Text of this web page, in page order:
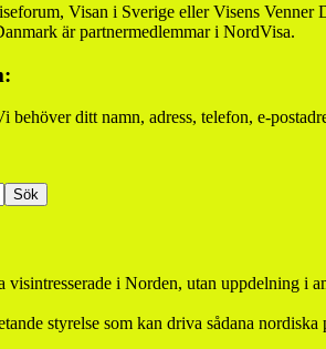
Visan i Sverige eller Visens
är partnermedlemmar i NordVisa.
ditt namn, adress, telefon, e-
i Norden, utan uppdelning i
styrelse som kan driva sådana